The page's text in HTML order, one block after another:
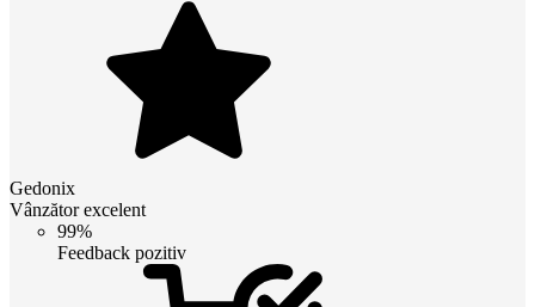
Gedonix
Vânzător excelent
99%
Feedback pozitiv